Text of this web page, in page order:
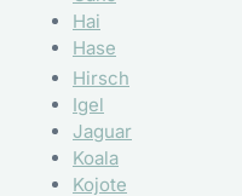
Hai
Hase
Hirsch
Igel
Jaguar
Koala
Kojote